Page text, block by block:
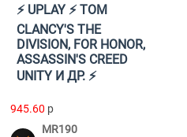
⚡️ UPLAY ⚡️ TOM
CLANCY'S THE
DIVISION, FOR HONOR,
ASSASSIN'S CREED
UNITY И ДР. ⚡️
945.60 p
MR190